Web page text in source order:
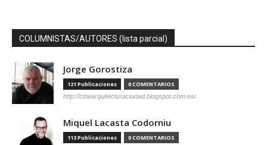
COLUMNISTAS/AUTORES (lista parcial)
Jorge Gorostiza
121 Publicaciones 0 COMENTARIOS
http://cinearquitecturaciudad.blogspot.com.es/
Miquel Lacasta Codorniu
113 Publicaciones 0 COMENTARIOS